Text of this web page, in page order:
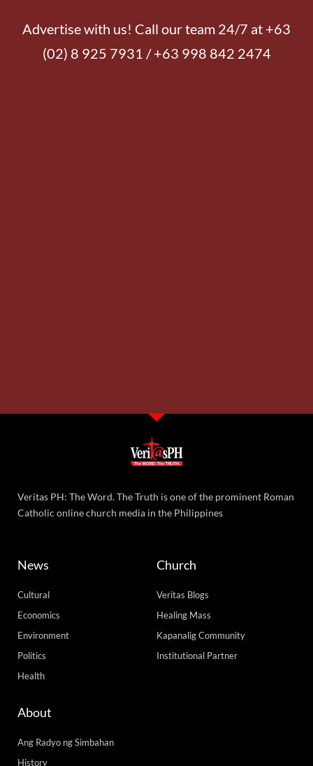
Advertise with us! Call our team 24/7 at +63
(02) 8 925 7931 / +63 998 842 2474
Veritas PH: The Word. The Truth is one of the prominent Roman
Catholic online church media in the Philippines
News
Cultural
Economics
Environment
Politics
Health
Church
Veritas Blogs
Healing Mass
Kapanalig Community
Institutional Partner
About
Ang Radyo ng Simbahan
History